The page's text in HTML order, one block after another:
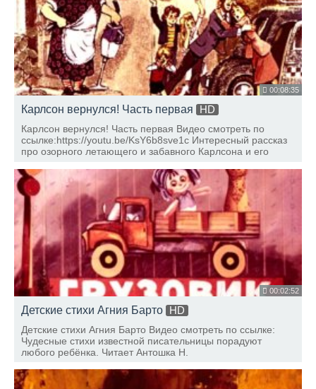
00:08:35
Карлсон вернулся! Часть первая
HD
Карлсон вернулся! Часть первая Видео смотреть по
ссылке:https://youtu.be/KsY6b8sve1c Интересный рассказ
про озорного летающего и забавного Карлсона и его
00:02:52
Детские стихи Агния Барто
HD
Детские стихи Агния Барто Видео смотреть по ссылке:
Чудесные стихи известной писательницы порадуют
любого ребёнка. Читает Антошка Н.